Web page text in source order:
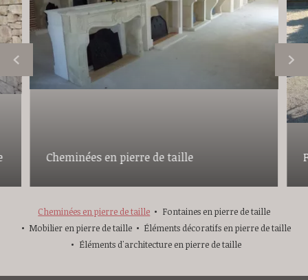
Cheminées en pierre de taille
Cheminées en pierre de taille
Fontaines en pierre de taille
Mobilier en pierre de taille
Éléments décoratifs en pierre de taille
Éléments d'architecture en pierre de taille